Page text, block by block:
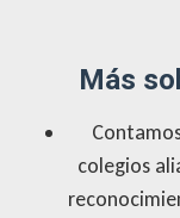
Más
colegios